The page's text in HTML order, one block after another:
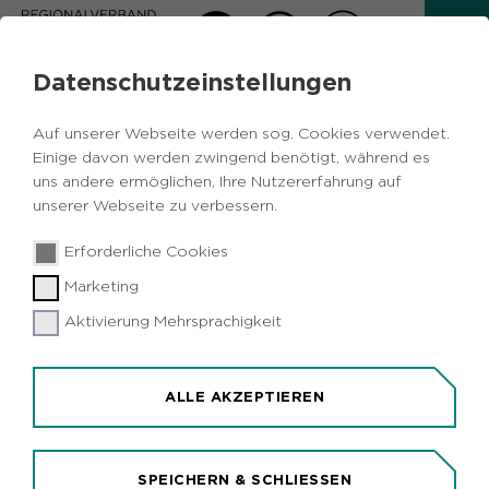
Datenschutzeinstellungen
Auf unserer Webseite werden sog. Cookies verwendet.
Einige davon werden zwingend benötigt, während es
uns andere ermöglichen, Ihre Nutzererfahrung auf
unserer Webseite zu verbessern.
Erforderliche Cookies
Marketing
Aktivierung Mehrsprachigkeit
ALLE AKZEPTIEREN
SPEICHERN & SCHLIESSEN
Unterseiten News
ARTIKEL MIT FILTERBOX
KATEGORIEN)